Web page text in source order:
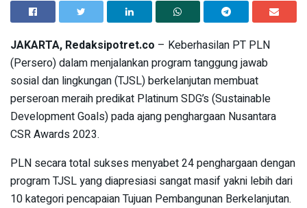
JAKARTA, Redaksipotret.co – Keberhasilan PT PLN
(Persero) dalam menjalankan program tanggung jawab
sosial dan lingkungan (TJSL) berkelanjutan membuat
perseroan meraih predikat Platinum SDG’s (Sustainable
Development Goals) pada ajang penghargaan Nusantara
CSR Awards 2023.
PLN secara total sukses menyabet 24 penghargaan dengan
program TJSL yang diapresiasi sangat masif yakni lebih dari
10 kategori pencapaian Tujuan Pembangunan Berkelanjutan.